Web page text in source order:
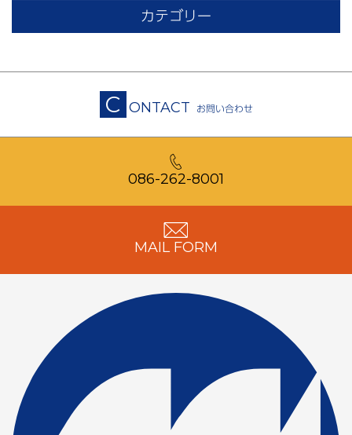
カテゴリー
C ONTACT お問い合わせ
086-262-8001
MAIL FORM